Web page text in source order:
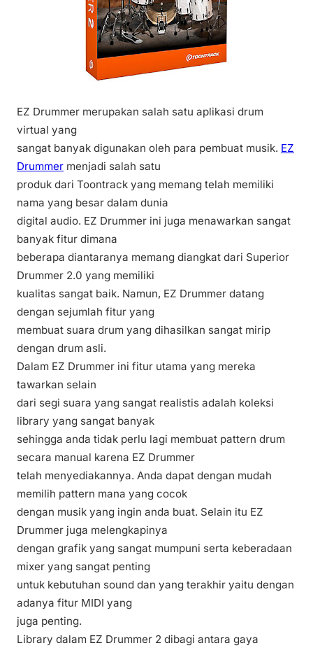
EZ Drummer merupakan salah satu aplikasi drum
virtual yang
sangat banyak digunakan oleh para pembuat musik. EZ
Drummer menjadi salah satu
produk dari Toontrack yang memang telah memiliki
nama yang besar dalam dunia
digital audio. EZ Drummer ini juga menawarkan sangat
banyak fitur dimana
beberapa diantaranya memang diangkat dari Superior
Drummer 2.0 yang memiliki
kualitas sangat baik. Namun, EZ Drummer datang
dengan sejumlah fitur yang
membuat suara drum yang dihasilkan sangat mirip
dengan drum asli.
Dalam EZ Drummer ini fitur utama yang mereka
tawarkan selain
dari segi suara yang sangat realistis adalah koleksi
library yang sangat banyak
sehingga anda tidak perlu lagi membuat pattern drum
secara manual karena EZ Drummer
telah menyediakannya. Anda dapat dengan mudah
memilih pattern mana yang cocok
dengan musik yang ingin anda buat. Selain itu EZ
Drummer juga melengkapinya
dengan grafik yang sangat mumpuni serta keberadaan
mixer yang sangat penting
untuk kebutuhan sound dan yang terakhir yaitu dengan
adanya fitur MIDI yang
juga penting.
Library dalam EZ Drummer 2 dibagi antara gaya